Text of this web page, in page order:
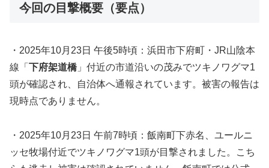
今回の目撃概要（要点）
・2025年10月23日 午後5時頃：浜田市下府町・JR山陰本
線「 下府架道橋」付近の市道沿いの茂みでツキノワグマ1
頭が確認され、自治体へ通報されています。被害の報告は
現時点でありません。
・2025年10月23日 午前7時頃：飯南町下赤名、ユールニ
ッセ牧場付近でツキノワグマ1頭が目撃されました。こち